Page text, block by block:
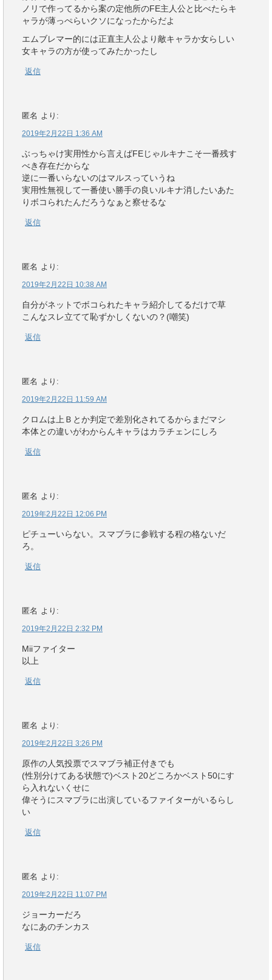
ノリで作ってるから案の定他所のFE主人公と比べたらキ
ャラが薄っぺらいクソになったからだよ
エムブレマー的には正直主人公より敵キャラか女らしい
女キャラの方が使ってみたかったし
返信
匿名 より:
2019年2月22日 1:36 AM
ぶっちゃけ実用性から言えばFEじゃルキナこそ一番残す
べき存在だからな
逆に一番いらないのはマルスっていうね
実用性無視して一番使い勝手の良いルキナ消したいあた
りボコられたんだろうなぁと察せるな
返信
匿名 より:
2019年2月22日 10:38 AM
自分がネットでボコられたキャラ紹介してるだけで草
こんなスレ立てて恥ずかしくないの？(嘲笑)
返信
匿名 より:
2019年2月22日 11:59 AM
クロムは上Ｂとか判定で差別化されてるからまだマシ
本体との違いがわからんキャラはカラチェンにしろ
返信
匿名 より:
2019年2月22日 12:06 PM
ピチューいらない。スマブラに参戦する程の格ないだ
ろ。
返信
匿名 より:
2019年2月22日 2:32 PM
Miiファイター
以上
返信
匿名 より:
2019年2月22日 3:26 PM
原作の人気投票でスマブラ補正付きでも
(性別分けてある状態で)ベスト20どころかベスト50にす
ら入れないくせに
偉そうにスマブラに出演しているファイターがいるらし
い
返信
匿名 より:
2019年2月22日 11:07 PM
ジョーカーだろ
なにあのチンカス
返信